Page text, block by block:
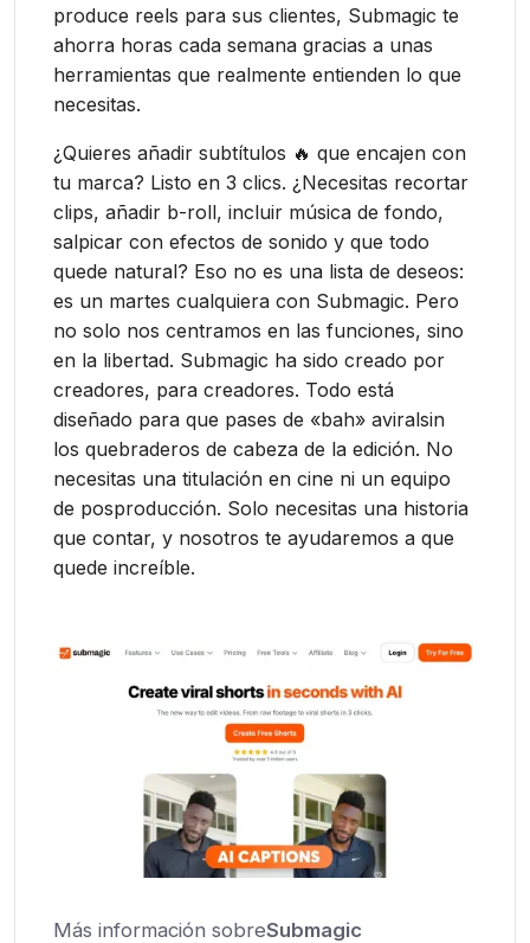
produce reels para sus clientes, Submagic te
ahorra horas cada semana gracias a unas
herramientas que realmente entienden lo que
necesitas.
¿Quieres añadir subtítulos 🔥 que encajen con
tu marca? Listo en 3 clics. ¿Necesitas recortar
clips, añadir b-roll, incluir música de fondo,
salpicar con efectos de sonido y que todo
quede natural? Eso no es una lista de deseos:
es un martes cualquiera con Submagic. Pero
no solo nos centramos en las funciones, sino
en la libertad. Submagic ha sido creado por
creadores, para creadores. Todo está
diseñado para que pases de «bah» aviralsin
los quebraderos de cabeza de la edición. No
necesitas una titulación en cine ni un equipo
de posproducción. Solo necesitas una historia
que contar, y nosotros te ayudaremos a que
quede increíble.
Más información sobreSubmagic